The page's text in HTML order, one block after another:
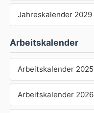
Jahreskalender 2029
Arbeitskalender
Arbeitskalender 2025
Arbeitskalender 2026